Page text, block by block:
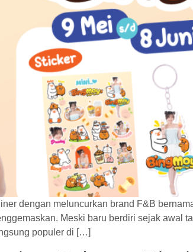
dengan meluncurkan brand F&B
Meski baru berdiri sejak awal
populer di […]